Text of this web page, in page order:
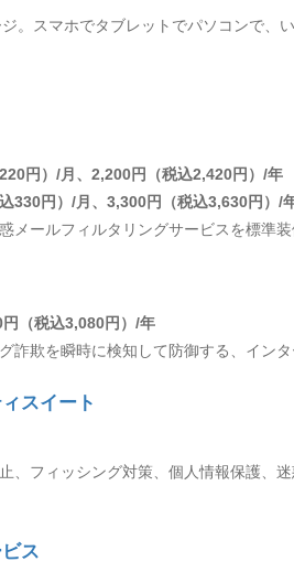
。スマホでタブレットでパソコンで、
円）/月、2,200円（税込2,420円）/年
330円）/月、3,300円（税込3,630円）/
メールフィルタリングサービスを標準
（税込3,080円）/年
詐欺を瞬時に検知して防御する、イン
スイート
、フィッシング対策、個人情報保護、
ス